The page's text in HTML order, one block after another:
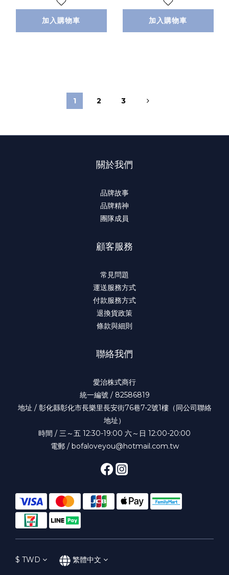
加入購物車 加入購物車
1 2 3
關於我們
品牌故事
品牌精神
團隊成員
顧客服務
常見問題
運送服務方式
付款服務方式
退換貨政策
條款與細則
聯絡我們
愛治株式商行
統一編號 / 82586819
地址 / 彰化縣彰化市長樂里長安街76巷7-2號1樓（同公司聯絡
地址）
時間 / 三～五 12:30-19:00 六～日 12:00-20:00
電郵 / bofaloveyou@hotmail.com.tw
$ TWD 繁體中文